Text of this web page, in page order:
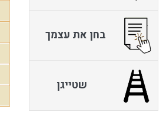
בחן את עצמך
שטייגן